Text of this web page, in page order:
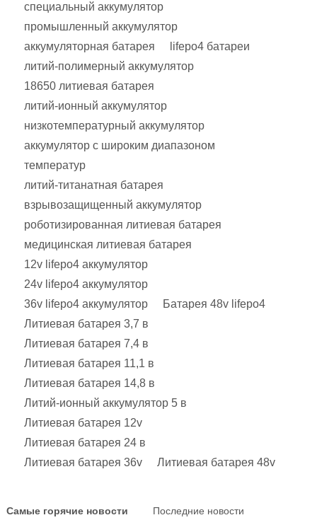
специальный аккумулятор
промышленный аккумулятор
аккумуляторная батарея
lifepo4 батареи
литий-полимерный аккумулятор
18650 литиевая батарея
литий-ионный аккумулятор
низкотемпературный аккумулятор
аккумулятор с широким диапазоном
температур
литий-титанатная батарея
взрывозащищенный аккумулятор
роботизированная литиевая батарея
медицинская литиевая батарея
12v lifepo4 аккумулятор
24v lifepo4 аккумулятор
36v lifepo4 аккумулятор
Батарея 48v lifepo4
Литиевая батарея 3,7 в
Литиевая батарея 7,4 в
Литиевая батарея 11,1 в
Литиевая батарея 14,8 в
Литий-ионный аккумулятор 5 в
Литиевая батарея 12v
Литиевая батарея 24 в
Литиевая батарея 36v
Литиевая батарея 48v
Самые горячие новости
Последние новости